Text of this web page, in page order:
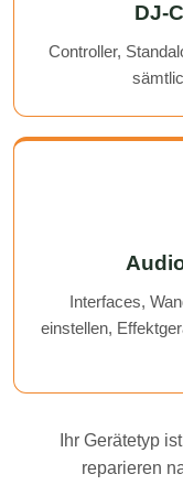
DJ-
Controller,
Interfaces,
einstellen,
Ihr Gerätetyp
reparieren